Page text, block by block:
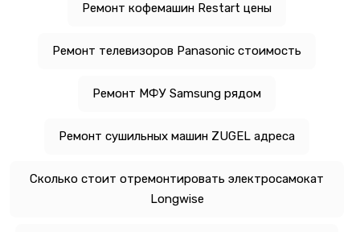
Ремонт кофемашин Restart цены
Ремонт телевизоров Panasonic стоимость
Ремонт МФУ Samsung рядом
Ремонт сушильных машин ZUGEL адреса
Сколько стоит отремонтировать электросамокат
Longwise